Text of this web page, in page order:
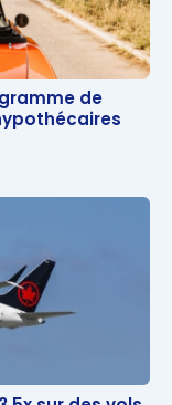
de
de
sur des vols